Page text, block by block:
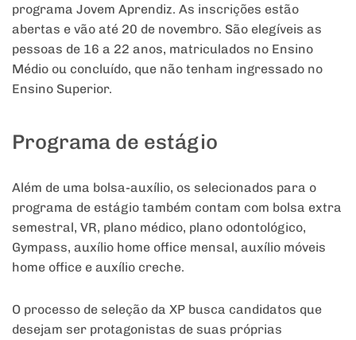
programa Jovem Aprendiz. As inscrições estão
abertas e vão até 20 de novembro. São elegíveis as
pessoas de 16 a 22 anos, matriculados no Ensino
Médio ou concluído, que não tenham ingressado no
Ensino Superior.
Programa de estágio
Além de uma bolsa-auxílio, os selecionados para o
programa de estágio também contam com bolsa extra
semestral, VR, plano médico, plano odontológico,
Gympass, auxílio home office mensal, auxílio móveis
home office e auxílio creche.
O processo de seleção da XP busca candidatos que
desejam ser protagonistas de suas próprias